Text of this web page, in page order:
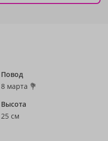
Повод
8 марта 💐
Высота
25 см